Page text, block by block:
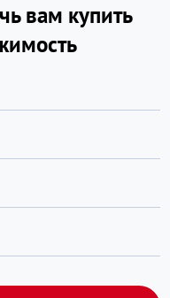
вам купить